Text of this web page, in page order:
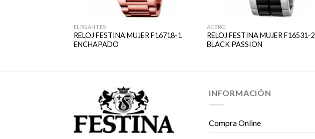
ELEGANTES
RELOJ FESTINA MUJER F16718-1
ENCHAPADO
ACERO
RELOJ FESTINA MUJER F16531-2
BLACK PASSION
INFORMACIÓN
Compra Online